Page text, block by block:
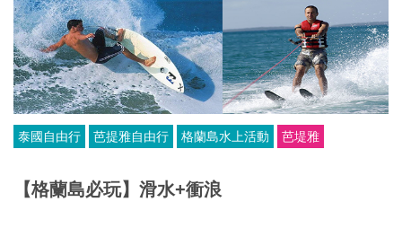
泰國自由行 芭提雅自由行 格蘭島水上活動 芭堤雅
【格蘭島必玩】滑水+衝浪